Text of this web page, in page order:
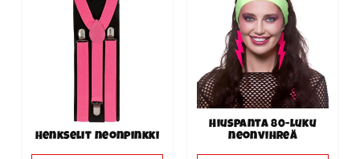
Henkselit neonpinkki
Hiuspanta 80-luku
neonvihreä